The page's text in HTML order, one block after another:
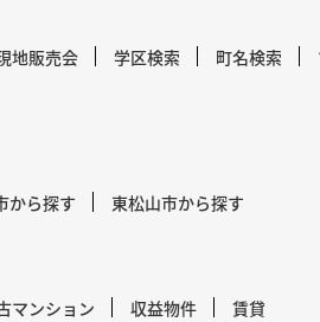
地販売会 学区検索 町名検索
から探す 東松山市から探す
マンション 収益物件 賃貸